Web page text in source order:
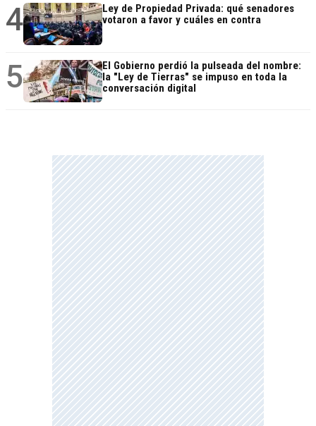
4
Ley de Propiedad Privada: qué senadores
votaron a favor y cuáles en contra
5
El Gobierno perdió la pulseada del nombre:
la "Ley de Tierras" se impuso en toda la
conversación digital